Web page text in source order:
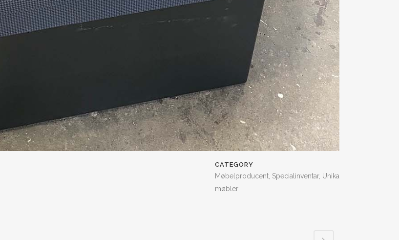
CATEGORY
Møbelproducent, Specialinventar, Unika
møbler